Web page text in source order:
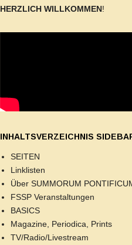
HERZLICH WILLKOMMEN!
INHALTSVERZEICHNIS
SEITEN
Linklisten
Über SUMMORUM
FSSP Veranstaltungen
BASICS
Magazine, Periodica, Prints
TV/Radio/Livestream